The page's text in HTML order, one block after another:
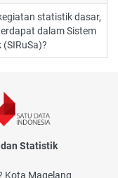
statistik dasar,
dalam Sistem
Statistik
Kota Magelang